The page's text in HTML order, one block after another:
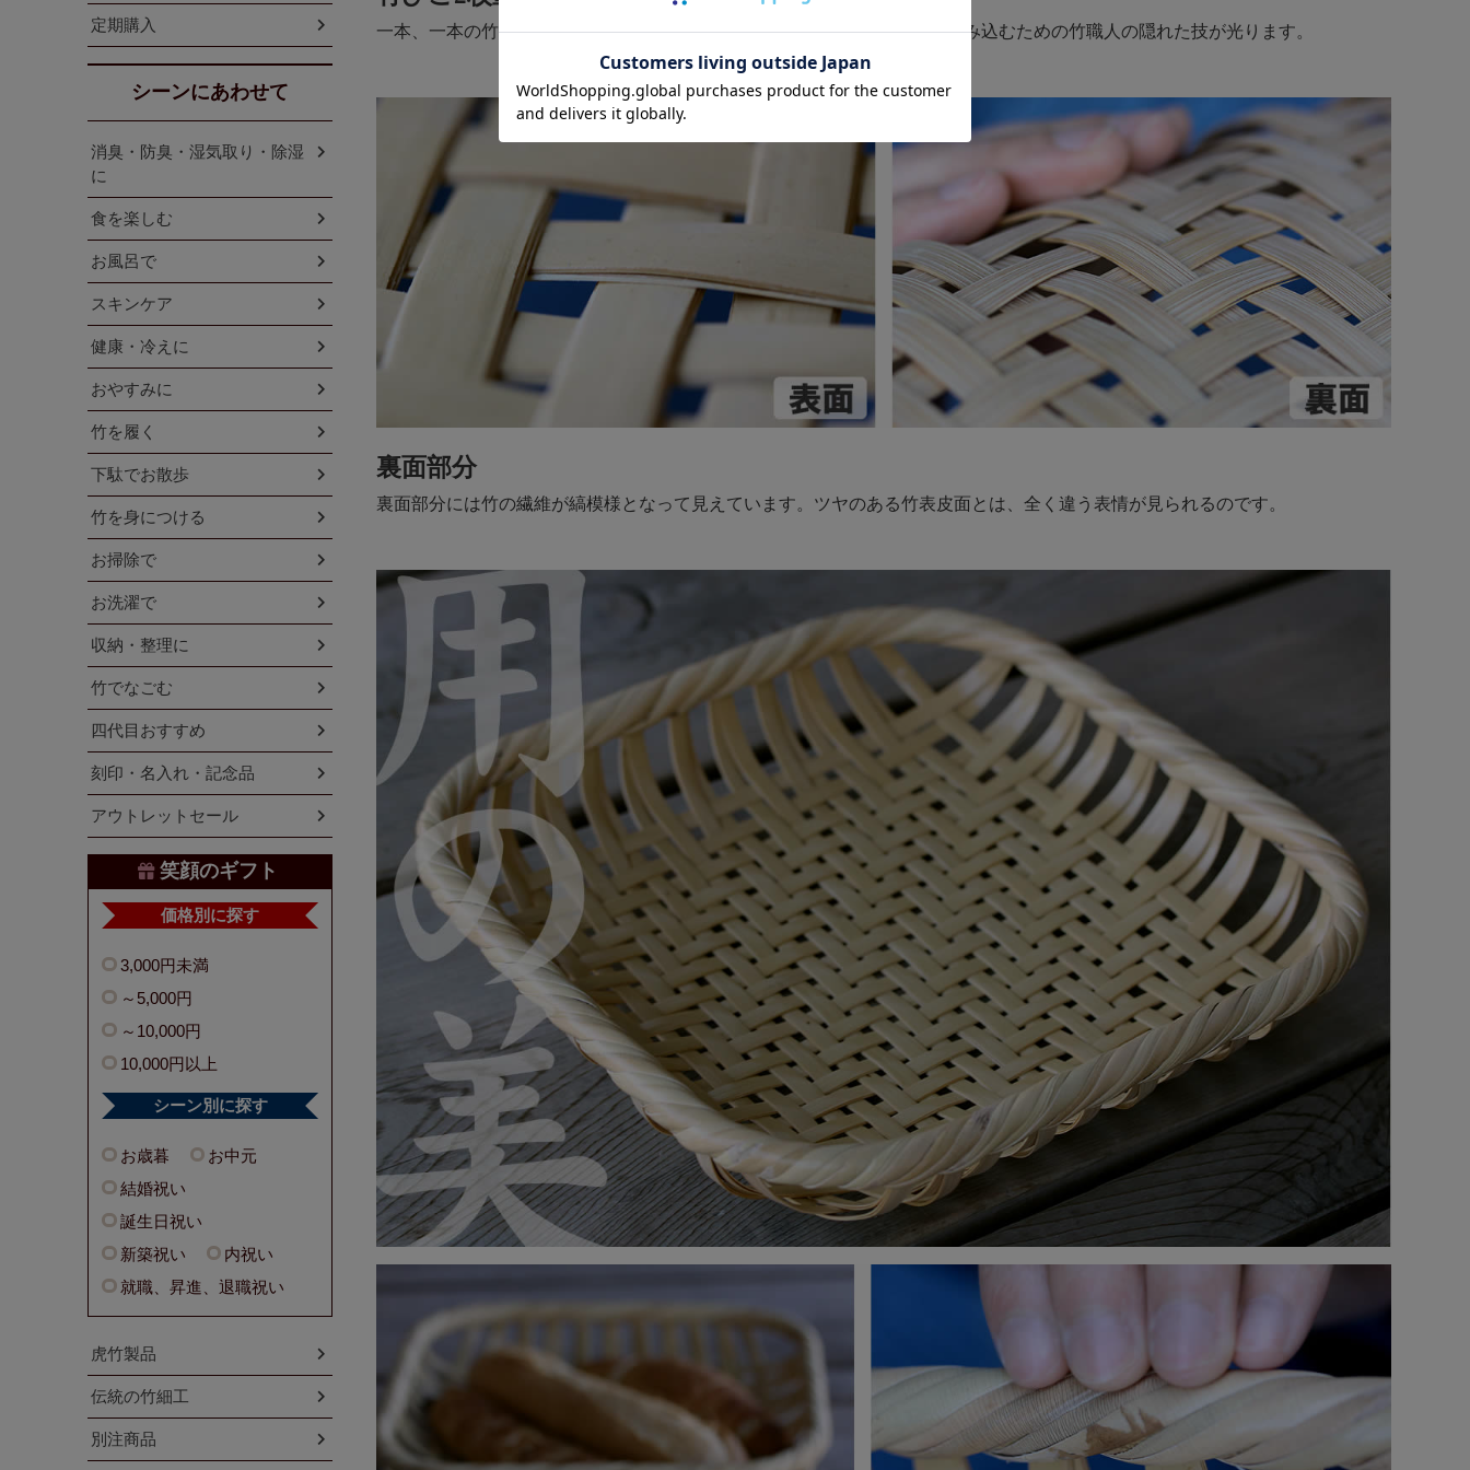
一本、一本の竹ひごを良く見ると2枚重ねになっています。丈夫に美しく編み込むための竹職人の隠れた技が光ります。
裏面部分
裏面部分には竹の繊維が縞模様となって見えています。ツヤのある竹表皮面とは、全く違う表情が見られるのです。
定期購入
シーンにあわせて
消臭・防臭・湿気取り・除湿
に
食を楽しむ
お風呂で
スキンケア
健康・冷えに
おやすみに
竹を履く
下駄でお散歩
竹を身につける
お掃除で
お洗濯で
収納・整理に
竹でなごむ
四代目おすすめ
刻印・名入れ・記念品
アウトレットセール
笑顔のギフト
価格別に探す
3,000円未満
～5,000円
～10,000円
10,000円以上
シーン別に探す
お歳暮
お中元
結婚祝い
誕生日祝い
新築祝い
内祝い
就職、昇進、退職祝い
虎竹製品
伝統の竹細工
別注商品